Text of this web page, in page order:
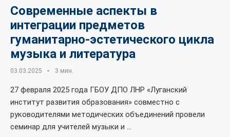
Современные аспекты в
интеграции предметов
гуманитарно-эстетического цикла
музыка и литература
03.03.2025 3 мин.
27 февраля 2025 года ГБОУ ДПО ЛНР «Луганский
институт развития образования» совместно с
руководителями методических объединений провели
семинар для учителей музыки и …